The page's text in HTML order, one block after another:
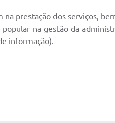
prestação dos serviços,
na gestão da
informação).